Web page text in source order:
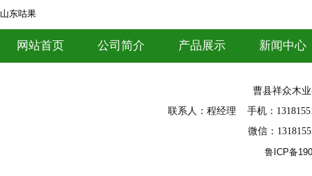
山东咕果
网站首页 公司简介 产品展示 新闻中心
曹县祥众木
联系人：程经理 手机：
微信：
鲁ICP备